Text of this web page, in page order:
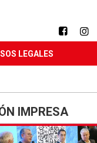
LEGALES
IMPRESA